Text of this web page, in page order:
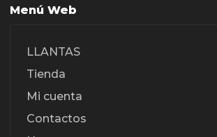
Menú Web
LLANTAS
Tienda
Mi cuenta
Contactos